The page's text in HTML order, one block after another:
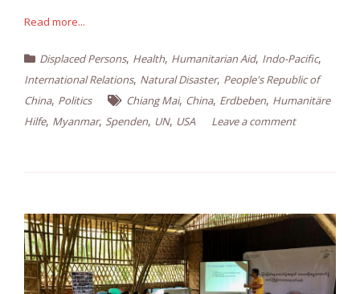
Read more...
Displaced Persons, Health, Humanitarian Aid, Indo-Pacific,
International Relations, Natural Disaster, People's Republic of
China, Politics Chiang Mai, China, Erdbeben, Humanitäre
Hilfe, Myanmar, Spenden, UN, USA Leave a comment